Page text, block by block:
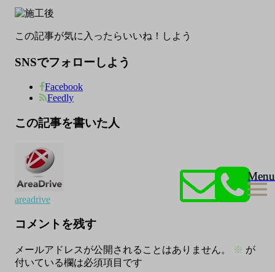
Menu
Menu
この記事が気に入ったらいいね！しよう
SNSでフォローしよう
Facebook
Feedly
この記事を書いた人
areadrive
コメントを残す
メールアドレスが公開されることはありません。 ※ が
付いている欄は必須項目です